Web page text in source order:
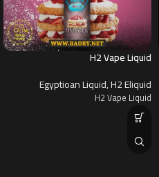
H2 Vape Liquid
Egyptioan Liquid,H2 Eliquid
H2 Vape Liquid